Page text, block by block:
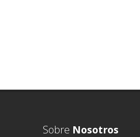
Sobre Nosotros